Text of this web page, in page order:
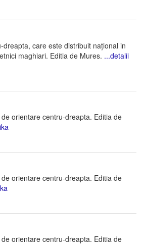
care este distribuit național in
maghiari. Editia de Mures. ...detalii
orientare centru-dreapta. Editia de
orientare centru-dreapta. Editia de
orientare centru-dreapta. Editia de